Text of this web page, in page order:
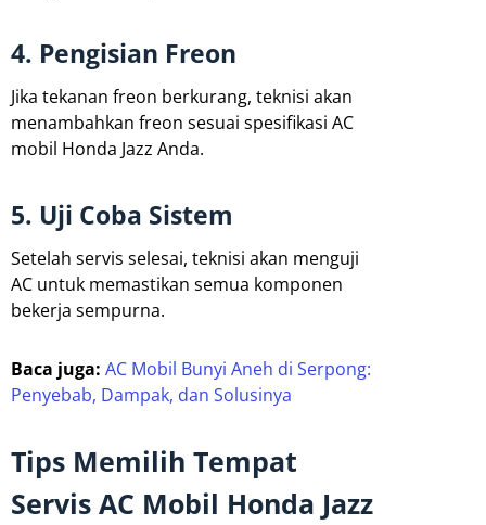
4. Pengisian Freon
Jika tekanan freon berkurang, teknisi akan
menambahkan freon sesuai spesifikasi AC
mobil Honda Jazz Anda.
5. Uji Coba Sistem
Setelah servis selesai, teknisi akan menguji
AC untuk memastikan semua komponen
bekerja sempurna.
Baca juga: AC Mobil Bunyi Aneh di Serpong:
Penyebab, Dampak, dan Solusinya
Tips Memilih Tempat
Servis AC Mobil Honda Jazz